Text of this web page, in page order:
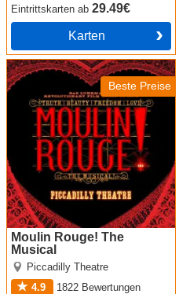
Eintrittskartenab29.49€
Karten
Beste Preise
Moulin Rouge! The
Musical
Piccadilly Theatre
4.9
1822 Bewertungen
Moulin Rouge! The Musical